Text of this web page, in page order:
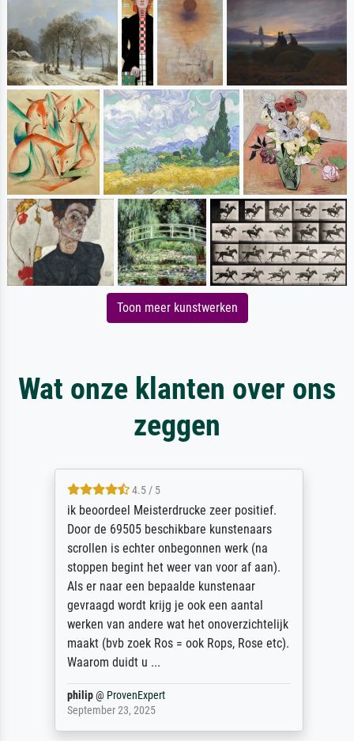
Toon meer kunstwerken
Wat onze klanten over ons
zeggen
4.5 / 5
ik beoordeel Meisterdrucke zeer positief.
Door de 69505 beschikbare kunstenaars
scrollen is echter onbegonnen werk (na
stoppen begint het weer van voor af aan).
Als er naar een bepaalde kunstenaar
gevraagd wordt krijg je ook een aantal
werken van andere wat het onoverzichtelijk
maakt (bvb zoek Ros = ook Rops, Rose etc).
Waarom duidt u ...
philip@ ProvenExpert
September 23, 2025